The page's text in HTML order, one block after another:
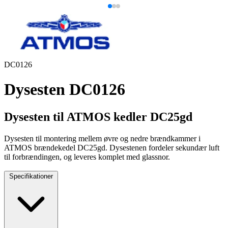
DC0126
Dysesten DC0126
Dysesten til ATMOS kedler DC25gd
Dysesten til montering mellem øvre og nedre brændkammer i
ATMOS brændekedel DC25gd. Dysestenen fordeler sekundær luft
til forbrændingen, og leveres komplet med glassnor.
Specifikationer